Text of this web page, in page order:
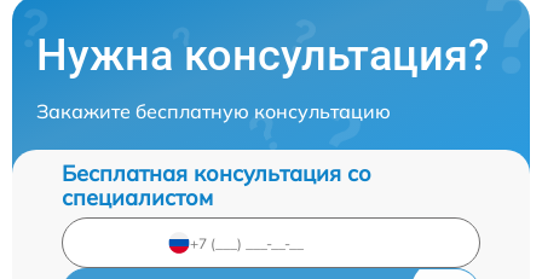
Нужна консультация?
Закажите бесплатную консультацию
Бесплатная консультация со
специалистом